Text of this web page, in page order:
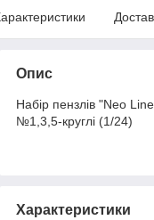
Опис
Набір пензлів "Neo
№1,3,5-круглі (1/24)
Характеристики